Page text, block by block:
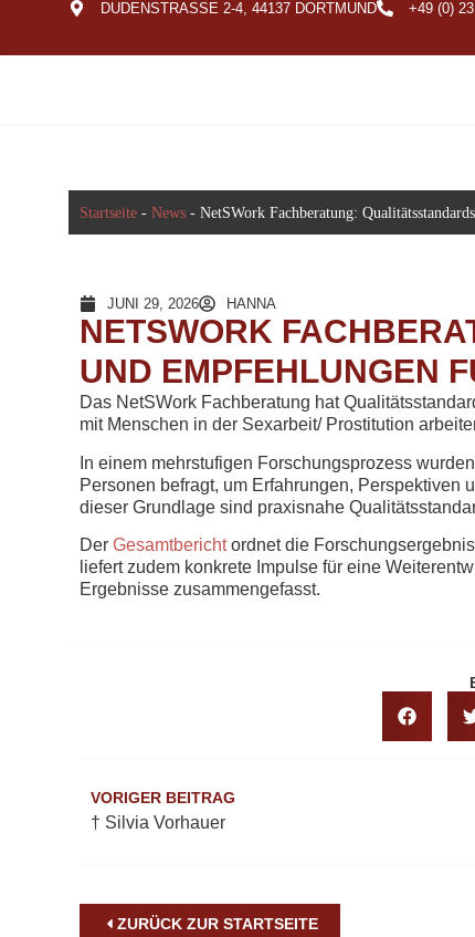
DUDENSTRASSE 2-4, 44137 DORTMUND +49 (0)
Startseite - News - NetSWork Fachberatung:
JUNI 29, 2026 HANNA
NETSWORK
UND EMPFEHLUNGEN
Das NetSWork Fachberatung hat
mit Menschen in der Sexarbeit/ Prostitution
In einem mehrstufigen Forschungsprozess
Personen befragt, um Erfahrungen,
dieser Grundlage sind praxisnahe
Der Gesamtberichtordnet die
liefert zudem konkrete Impulse für eine
Ergebnisse zusammengefasst.
VORIGER BEITRAG
† Silvia Vorhauer
ZURÜCK ZUR STARTSEITE